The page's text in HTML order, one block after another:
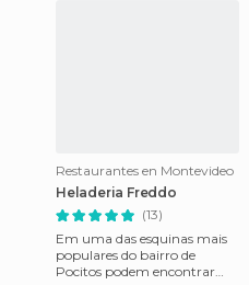
Restaurantes en Montevideo
Heladeria Freddo
(13)
Em uma das esquinas mais
populares do bairro de
Pocitos podem encontrar